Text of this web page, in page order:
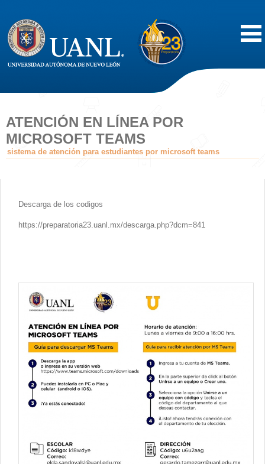
Acerca de
Oferta Educativa
Servicios
ATENCIÓN EN LÍNEA POR
MICROSOFT TEAMS
sistema de atención para estudiantes por microsoft teams
Descarga de los codigos
https://preparatoria23.uanl.mx/descarga.php?dcm=841